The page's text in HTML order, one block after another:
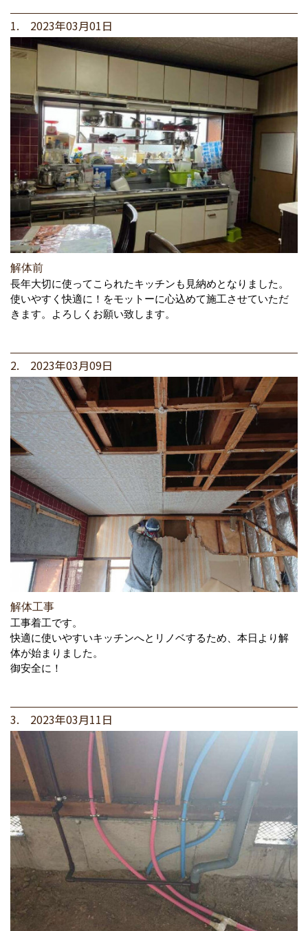
1. 2023年03月01日
解体前
長年大切に使ってこられたキッチンも見納めとなりました。
使いやすく快適に！をモットーに心込めて施工させていただ
きます。よろしくお願い致します。
2. 2023年03月09日
解体工事
工事着工です。
快適に使いやすいキッチンへとリノベするため、本日より解
体が始まりました。
御安全に！
3. 2023年03月11日